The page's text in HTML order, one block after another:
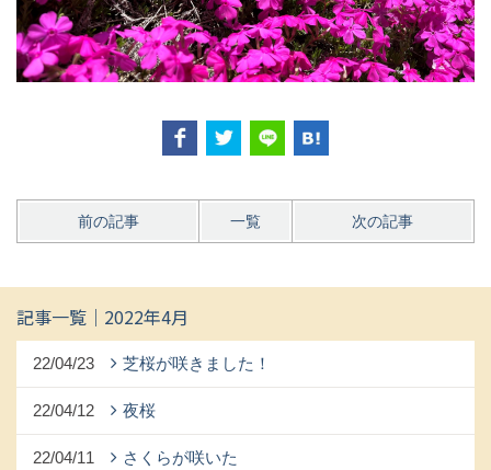
前の記事 一覧 次の記事
記事一覧｜2022年4月
22/04/23 芝桜が咲きました！
22/04/12 夜桜
22/04/11 さくらが咲いた